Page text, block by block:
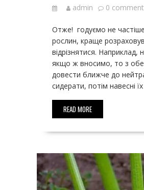
admin 0 comment
Отже! годуємо не
рослин, краще
відрізнятися. Наприклад,
якщо ж вносимо, то з
довести ближче до
сидерати, потім навесні
READ MORE